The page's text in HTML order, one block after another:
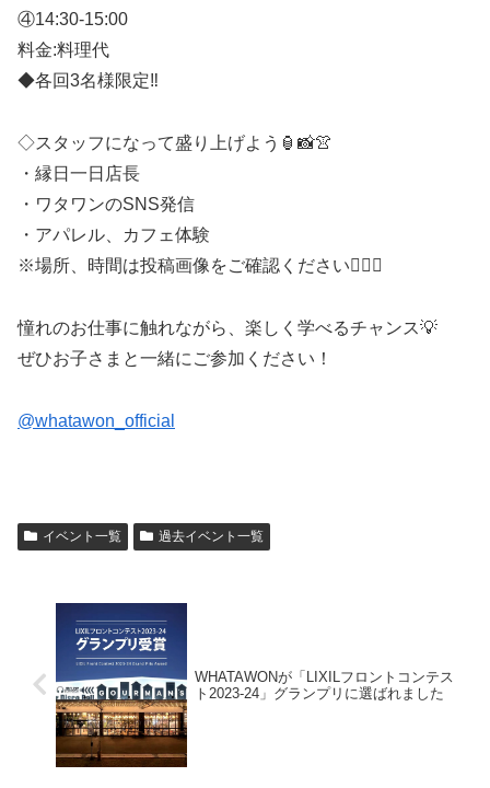
④14:30-15:00
料金:料理代
◆各回3名様限定‼︎
◇スタッフになって盛り上げよう🏮📸👚
・縁日一日店長
・ワタワンのSNS発信
・アパレル、カフェ体験
※場所、時間は投稿画像をご確認ください🙇🏻‍♀️
憧れのお仕事に触れながら、楽しく学べるチャンス💡
ぜひお子さまと一緒にご参加ください！
@whatawon_official
イベント一覧 過去イベント一覧
WHATAWONが「LIXILフロントコンテス
ト2023-24」グランプリに選ばれました